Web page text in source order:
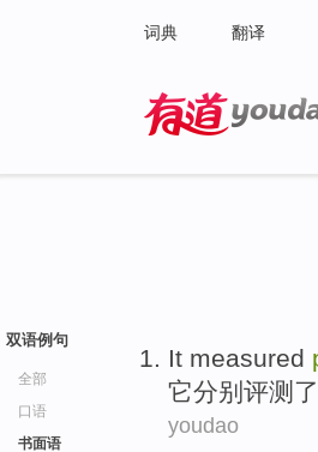
词典 翻译
双语例句
全部
口语
书面语
It measured
它分别 评测了
youdao